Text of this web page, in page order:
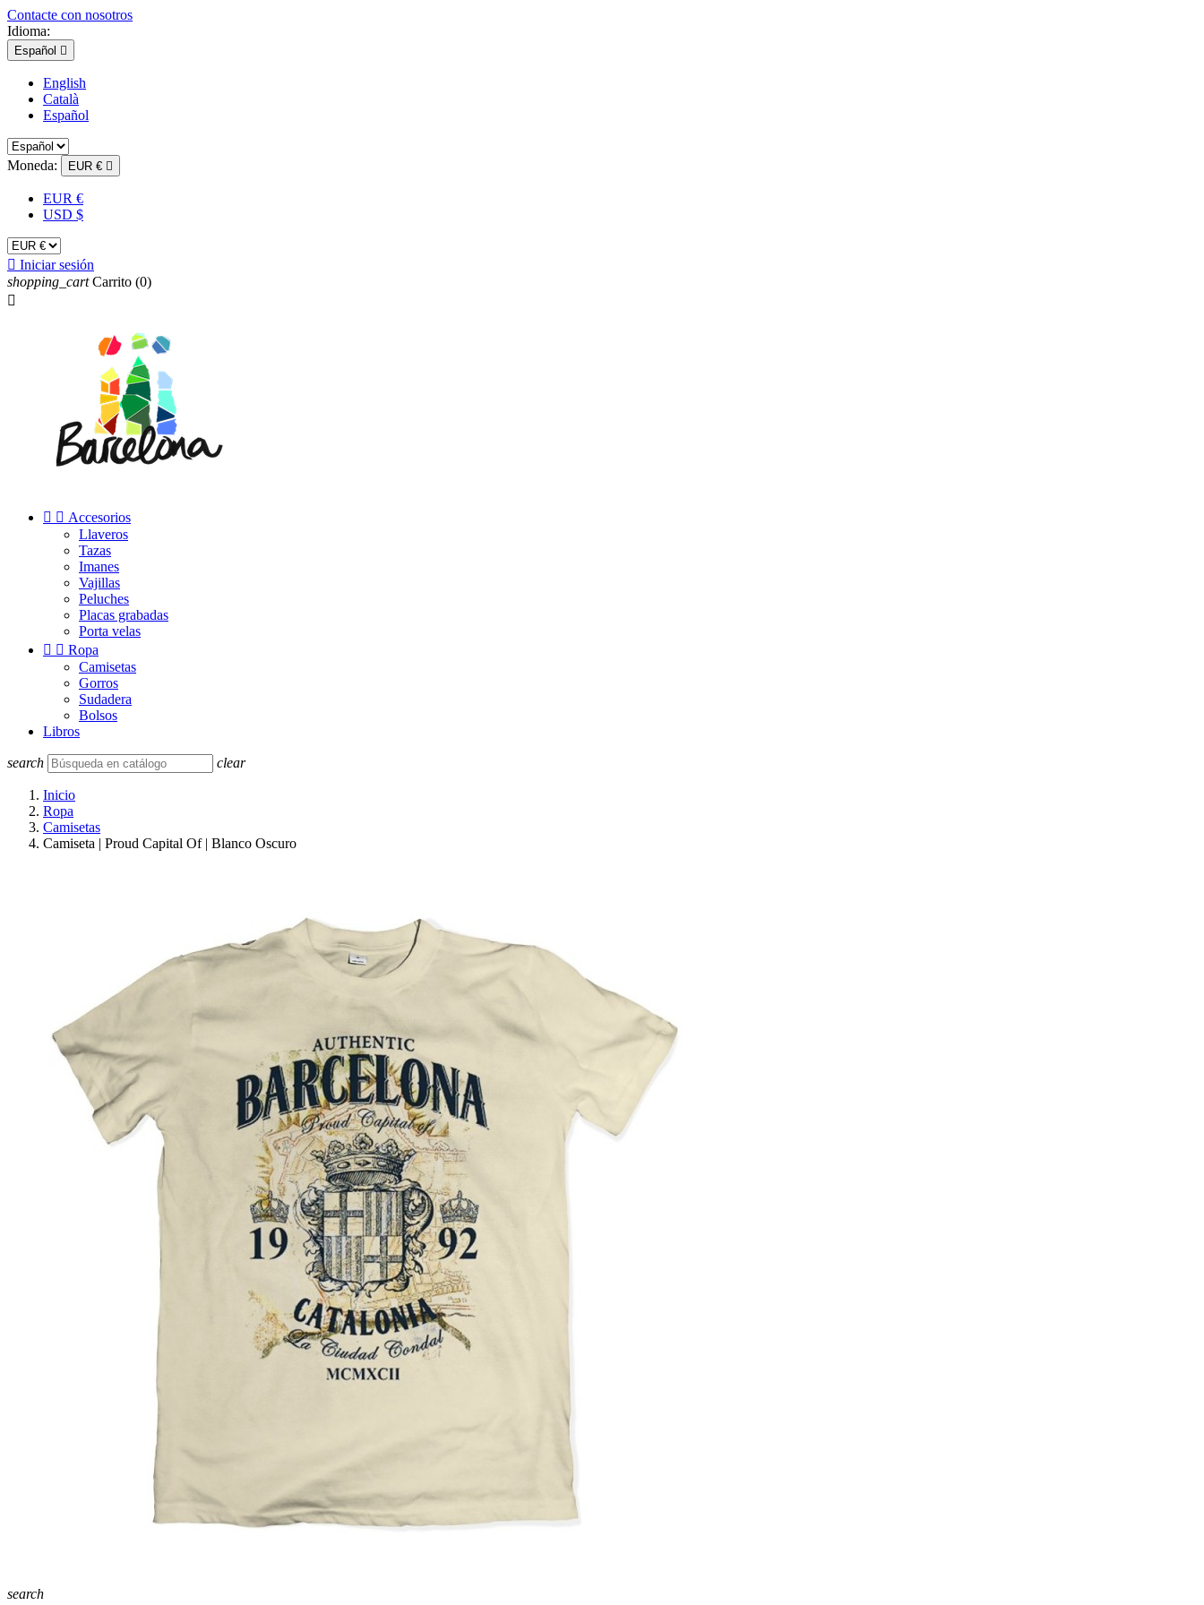
Contacte con nosotros
Idioma:
Español 
English
Català
Español
Moneda: EUR € 
EUR €
USD $
 Iniciar sesión
shopping_cart Carrito (0)

  Accesorios
Llaveros
Tazas
Imanes
Vajillas
Peluches
Placas grabadas
Porta velas
  Ropa
Camisetas
Gorros
Sudadera
Bolsos
Libros
search clear
Inicio
Ropa
Camisetas
Camiseta | Proud Capital Of | Blanco Oscuro
search